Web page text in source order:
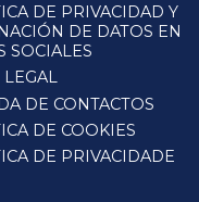
DE PRIVACIDAD Y
DE DATOS EN
SOCIALES
LEGAL
DE CONTACTOS
DE COOKIES
DE PRIVACIDADE